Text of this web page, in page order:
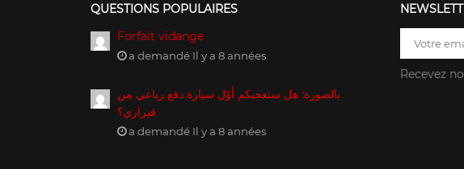
QUESTIONS POPULAIRES
Forfait vidange
a demandé Il y a 8 années
بالصورة: هل ستعجبكم أوّل سيارة دفع رباعي من
فيراري؟
a demandé Il y a 8 années
Recevez